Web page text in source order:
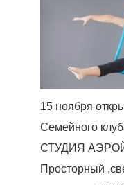
15 ноября
Семейного
СТУДИЯ
Просторный